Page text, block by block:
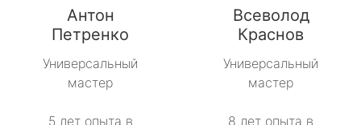
Антон
Петренко
Универсальный
мастер
5 лет опыта в
Всеволод
Краснов
Универсальный
мастер
8 лет опыта в